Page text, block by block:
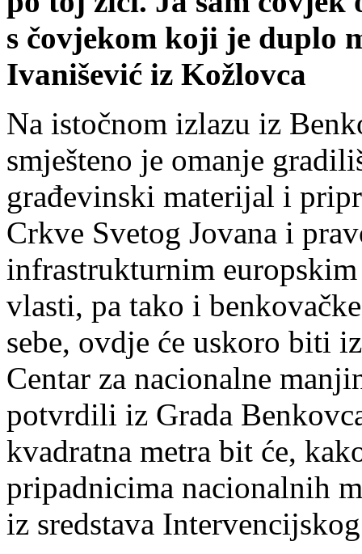
s čovjekom koji je duplo
Ivanišević iz Kožlovca
Na istočnom izlazu iz
smješteno je omanje
građevinski materijal i
Crkve Svetog Jovana i
infrastrukturnim
vlasti, pa tako i
sebe, ovdje će uskoro biti
Centar za nacionalne
potvrdili iz Grada
kvadratna metra bit će,
pripadnicima nacionalnih
iz sredstava